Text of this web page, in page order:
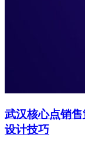
武汉核心点销
设计技巧